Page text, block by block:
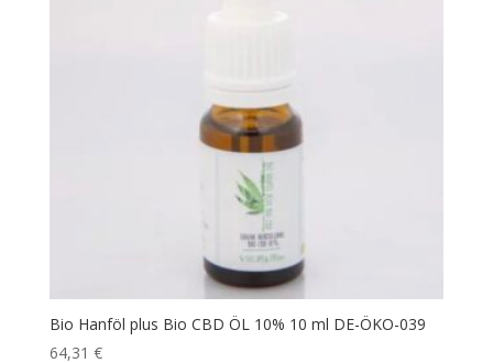
Bio Hanföl plus Bio CBD ÖL 10% 10 ml DE-ÖKO-039
64,31 €